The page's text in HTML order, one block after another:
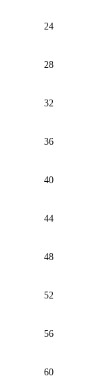
24
28
32
36
40
44
48
52
56
60